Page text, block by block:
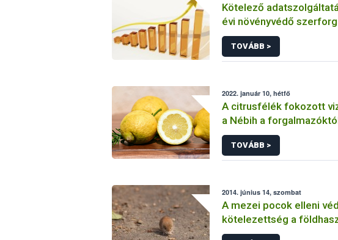
Kötelező
évi növényvédő
TOVÁBB >
2022. január 10, hétfő
A citrusfélék fokozott
a Nébih a
TOVÁBB >
2014. június 14, szombat
A mezei pocok elleni
kötelezettség a
kiemelt feladata